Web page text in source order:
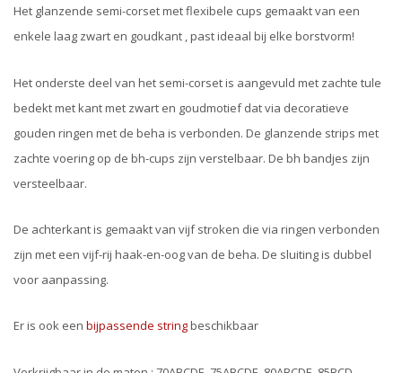
Het glanzende semi-corset met flexibele cups gemaakt van een
enkele laag zwart en goudkant , past ideaal bij elke borstvorm!
Het onderste deel van het semi-corset is aangevuld met zachte tule
bedekt met kant met zwart en goudmotief dat via decoratieve
gouden ringen met de beha is verbonden. De glanzende strips met
zachte voering op de bh-cups zijn verstelbaar. De bh bandjes zijn
versteelbaar.
De achterkant is gemaakt van vijf stroken die via ringen verbonden
zijn met een vijf-rij haak-en-oog van de beha. De sluiting is dubbel
voor aanpassing.
Er is ook een bijpassende stringbeschikbaar